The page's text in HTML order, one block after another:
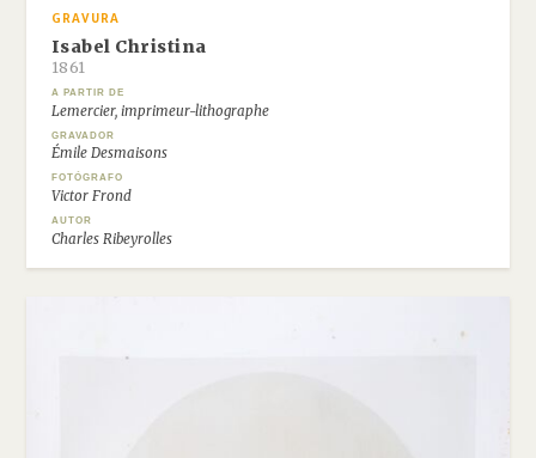
GRAVURA
Isabel Christina
1861
A PARTIR DE
Lemercier, imprimeur-lithographe
GRAVADOR
Émile Desmaisons
FOTÓGRAFO
Victor Frond
AUTOR
Charles Ribeyrolles